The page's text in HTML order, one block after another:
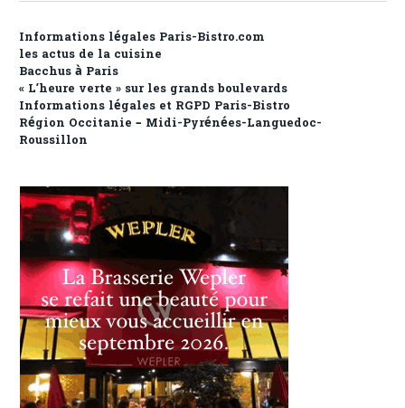
Informations légales Paris-Bistro.com
les actus de la cuisine
Bacchus à Paris
« L’heure verte » sur les grands boulevards
Informations légales et RGPD Paris-Bistro
Région Occitanie – Midi-Pyrénées-Languedoc-
Roussillon